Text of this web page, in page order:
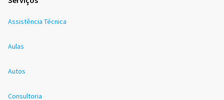
Assistência Técnica
Aulas
Autos
Consultoria